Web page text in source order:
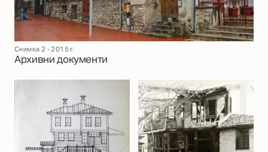
Снимка 2 - 2015 г.
Архивни документи